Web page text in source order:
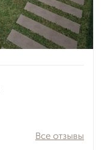
Все отзывы